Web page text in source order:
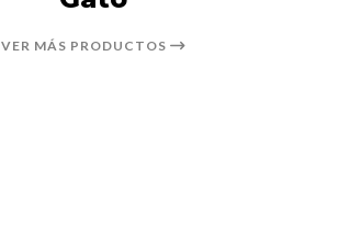
VER MÁS PRODUCTOS